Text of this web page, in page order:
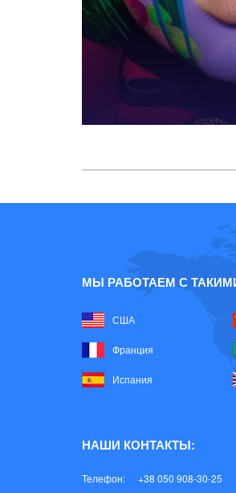
МЫ РАБОТАЕМ С
США
Франция
Испания
НАШИ КОНТАКТЫ:
Телефон: +38 050 908-30-25